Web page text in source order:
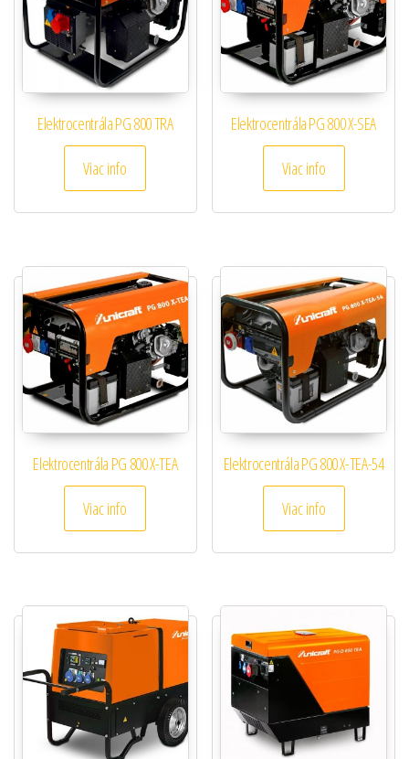
Elektrocentrála PG 800 TRA
Viac info
Elektrocentrála PG 800 X-SEA
Viac info
Elektrocentrála PG 800 X-TEA
Viac info
Elektrocentrála PG 800 X-TEA-54
Viac info